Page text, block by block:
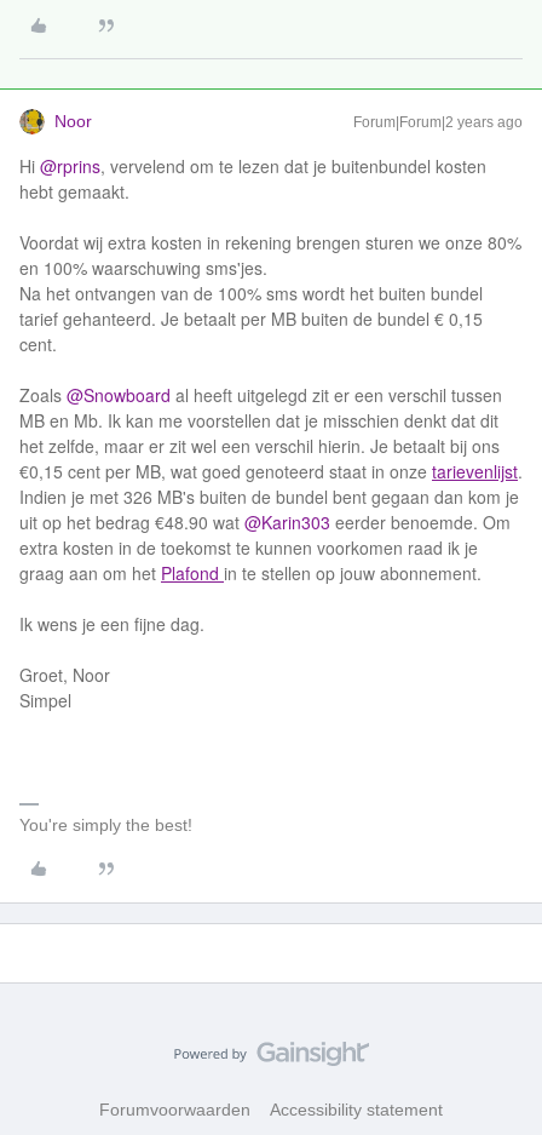
Noor Forum|Forum|2 years ago
Hi @rprins, vervelend om te lezen dat je buitenbundel kosten
hebt gemaakt.
Voordat wij extra kosten in rekening brengen sturen we onze 80%
en 100% waarschuwing sms'jes.
Na het ontvangen van de 100% sms wordt het buiten bundel
tarief gehanteerd. Je betaalt per MB buiten de bundel € 0,15
cent.
​​​​​Zoals ​ @Snowboard al heeft uitgelegd zit er een verschil tussen
MB en Mb. Ik kan me voorstellen dat je misschien denkt dat dit
het zelfde, maar er zit wel een verschil hierin. Je betaalt bij ons
€0,15 cent per MB, wat goed genoteerd staat in onze tarievenlijst.
Indien je met 326 MB's buiten de bundel bent gegaan dan kom je
uit op het bedrag €48.90 wat @Karin303 eerder benoemde. Om
extra kosten in de toekomst te kunnen voorkomen raad ik je
graag aan om het Plafond in te stellen op jouw abonnement.
Ik wens je een fijne dag.
Groet, Noor
Simpel
You're simply the best!
Forumvoorwaarden Accessibility statement